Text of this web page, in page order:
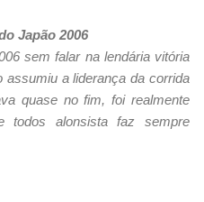
Japão 2006
sem falar na lendária vitória
assumiu a liderança da corrida
quase no fim, foi realmente
todos alonsista faz sempre